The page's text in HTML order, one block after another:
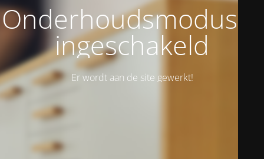
Onderhoudsmodus is
ingeschakeld
Er wordt aan de site gewerkt!